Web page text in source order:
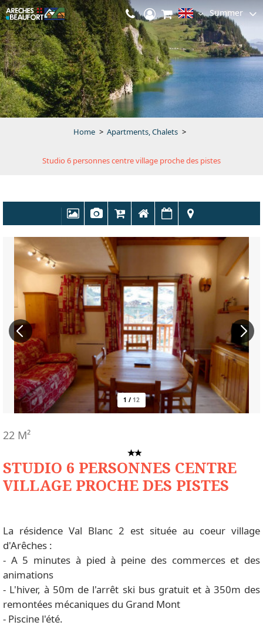
Summer
Home > Apartments, Chalets >
Studio 6 personnes centre village proche des pistes
1 / 12
STUDIO 6 PERSONNES CENTRE
VILLAGE PROCHE DES PISTES
22 M²
La résidence Val Blanc 2 est située au coeur village
d'Arêches :
- A 5 minutes à pied à peine des commerces et des
animations
- L'hiver, à 50m de l'arrêt ski bus gratuit et à 350m des
remontées mécaniques du Grand Mont
- Piscine l'été.